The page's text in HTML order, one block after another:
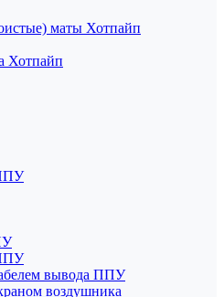
маты Хотпайп
Хотпайп
вывода ППУ
воздушника